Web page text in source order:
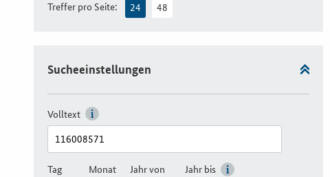
Treffer pro Seite: 24 48
Sucheeinstellungen
Volltext
Tag Monat Jahr von Jahr bis